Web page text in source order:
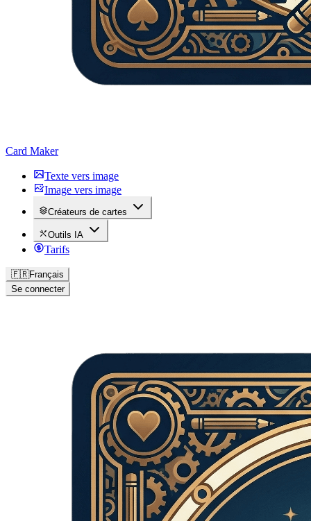
Card Maker
Texte vers image
Image vers image
Créateurs de cartes
Outils IA
Tarifs
🇫🇷Français
Se connecter